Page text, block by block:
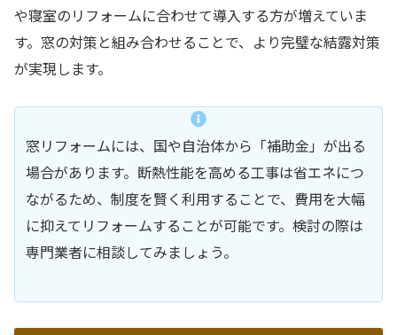
や寝室のリフォームに合わせて導入する方が増えていま
す。窓の対策と組み合わせることで、より完璧な結露対策
が実現します。
窓リフォームには、国や自治体から「補助金」が出る
場合があります。断熱性能を高める工事は省エネにつ
ながるため、制度を賢く利用することで、費用を大幅
に抑えてリフォームすることが可能です。検討の際は
専門業者に相談してみましょう。